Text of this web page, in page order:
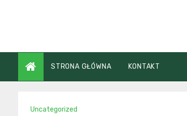
STRONA GŁÓWNA KONTAKT
Uncategorized